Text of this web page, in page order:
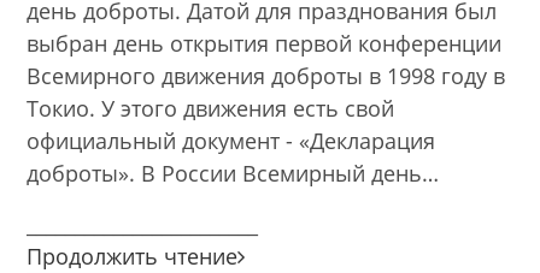
день доброты. Датой для празднования был
выбран день открытия первой конференции
Всемирного движения доброты в 1998 году в
Токио. У этого движения есть свой
официальный документ - «Декларация
доброты». В России Всемирный день…
Продолжить чтение Добро